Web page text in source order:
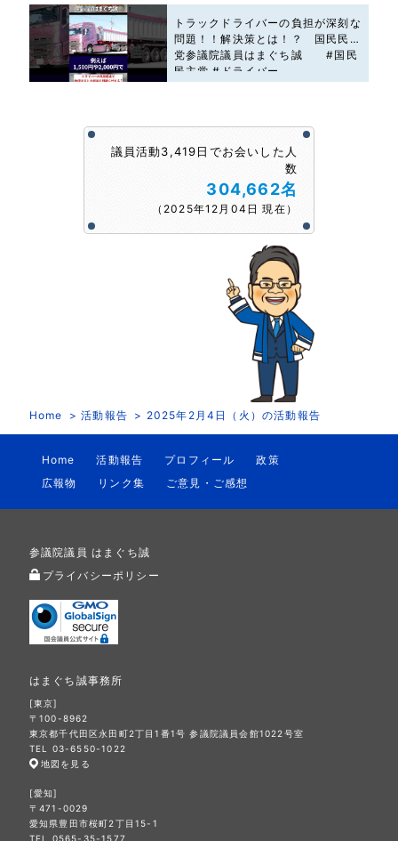
トラックドライバーの負担が深刻な
問題！！解決策とは！？ 国民民主
党参議院議員はまぐち誠 #国民
民主党 #ドライバー
議員活動3,419日でお会いした人
数
304,662名
（2025年12月04日 現在）
Home 活動報告 2025年2月4日（火）の活動報告
Home 活動報告 プロフィール
政策
広報物
リンク集 ご意見・ご感想
参議院議員 はまぐち誠
プライバシーポリシー
はまぐち誠事務所
[東京]
〒100-8962
東京都千代田区永田町2丁目1番1号 参議院議員会館1022号室
TEL 03-6550-1022
地図を見る
[愛知]
〒471-0029
愛知県豊田市桜町2丁目15-1
TEL 0565-35-1577